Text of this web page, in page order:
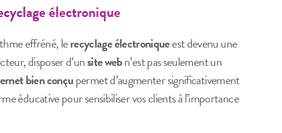
électronique
effréné, lerecyclage électroniqueest devenu une
disposer d’unsite webn’est pas seulement un
bien conçupermet d’augmenter significativement
éducative pour sensibiliser vos clients à l’importance